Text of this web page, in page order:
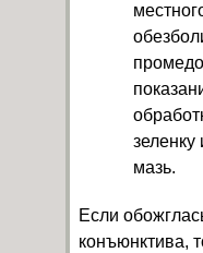
мазь.
Если
конъюнктива,